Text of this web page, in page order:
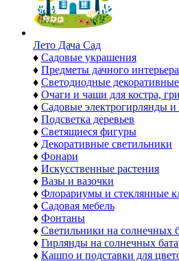
Лето Дача Сад
♦ Садовые украшения
♦ Предметы дачного интерьера
♦ Светодиодные
♦ Очаги и чаши для костра,
♦ Садовые электрогирлянды и
♦ Подсветка деревьев
♦ Светящиеся фигуры
♦ Декоративные светильники
♦ Фонари
♦ Искусственные растения
♦ Вазы и вазочки
♦ Флорариумы и стеклянные
♦ Садовая мебель
♦ Фонтаны
♦ Светильники на солнечных
♦ Гирлянды на солнечных
♦ Кашпо и подставки для